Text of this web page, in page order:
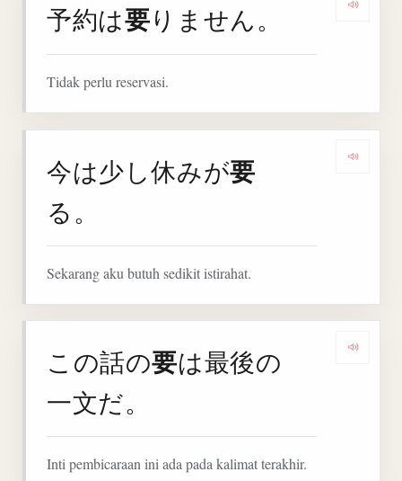
予約は要りません。
Tidak perlu reservasi.
今は少し休みが要
る。
Sekarang aku butuh sedikit istirahat.
この話の要は最後の
一文だ。
Inti pembicaraan ini ada pada kalimat terakhir.